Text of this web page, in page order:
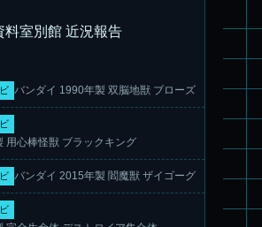
料室別館 近況報告
バンダイ 1990年製 双脳地獣 ブローズ
用心棒怪獣 ブラックキング
バンダイ 2015年製 閻魔獣 ザイゴーグ
SDマクロス バルキリーVF-1S